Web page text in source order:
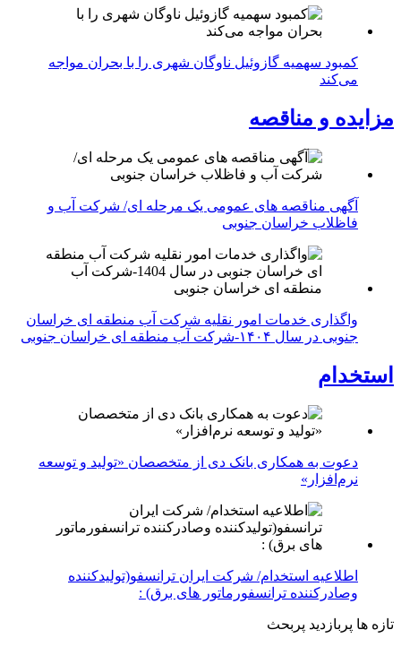
کمبود سهمیه گازوئیل ناوگان شهری را با بحران مواجه
می‌کند
مزایده و مناقصه
آگهی مناقصه های عمومی یک مرحله ای/ شرکت آب و
فاظلاب خراسان جنوبی
واگذاری خدمات امور نقلیه شرکت آب منطقه ای خراسان
جنوبی در سال ۱۴۰۴-شرکت آب منطقه ای خراسان جنوبی
استخدام
دعوت به همکاری بانک دی از متخصصان «تولید و توسعه
نرم‌افزار»
اطلاعیه استخدام/ شرکت ایران ترانسفو(تولیدکننده
وصادرکننده ترانسفورماتور های برق) :
تازه ها پربازدید پربحث